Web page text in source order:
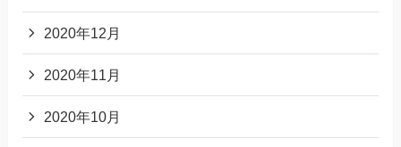
2020年12月
2020年11月
2020年10月